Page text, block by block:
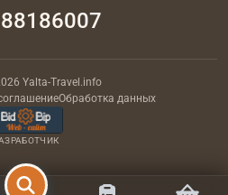
Yalta-Travel.info
Обработка данных